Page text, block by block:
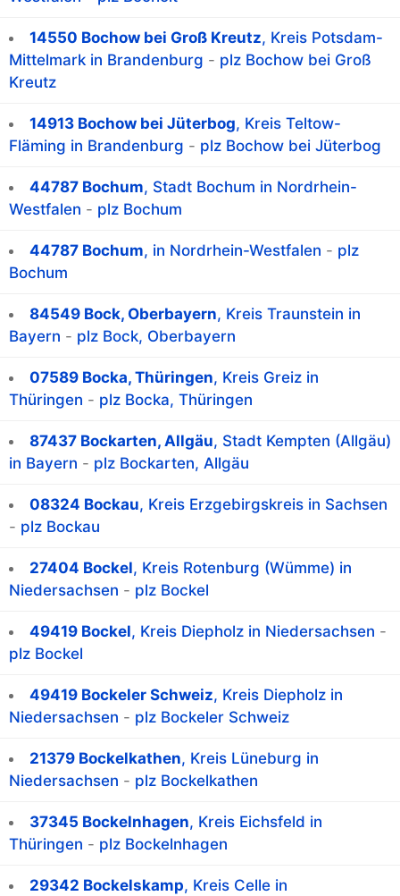
14550 Bochow bei Groß Kreutz, Kreis Potsdam-
Mittelmark in Brandenburg - plz Bochow bei Groß
Kreutz
14913 Bochow bei Jüterbog, Kreis Teltow-
Fläming in Brandenburg - plz Bochow bei Jüterbog
44787 Bochum, Stadt Bochum in Nordrhein-
Westfalen - plz Bochum
44787 Bochum, in Nordrhein-Westfalen - plz
Bochum
84549 Bock, Oberbayern, Kreis Traunstein in
Bayern - plz Bock, Oberbayern
07589 Bocka, Thüringen, Kreis Greiz in
Thüringen - plz Bocka, Thüringen
87437 Bockarten, Allgäu, Stadt Kempten (Allgäu)
in Bayern - plz Bockarten, Allgäu
08324 Bockau, Kreis Erzgebirgskreis in Sachsen
- plz Bockau
27404 Bockel, Kreis Rotenburg (Wümme) in
Niedersachsen - plz Bockel
49419 Bockel, Kreis Diepholz in Niedersachsen -
plz Bockel
49419 Bockeler Schweiz, Kreis Diepholz in
Niedersachsen - plz Bockeler Schweiz
21379 Bockelkathen, Kreis Lüneburg in
Niedersachsen - plz Bockelkathen
37345 Bockelnhagen, Kreis Eichsfeld in
Thüringen - plz Bockelnhagen
29342 Bockelskamp, Kreis Celle in